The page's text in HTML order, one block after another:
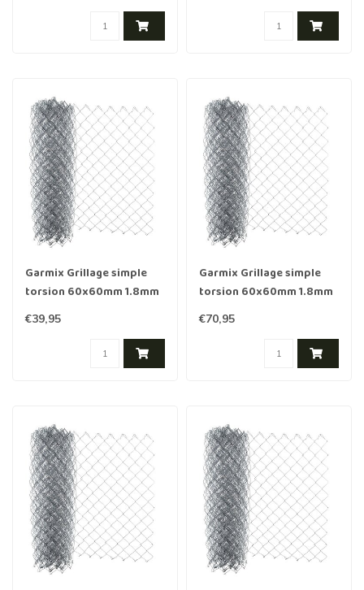
Garmix Grillage simple
torsion 60x60mm 1.8mm
80cm 15m Galvanis≈Ω
€39,95
Garmix Grillage simple
torsion 60x60mm 1.8mm
120cm 15m Galvanis≈Ω
€70,95